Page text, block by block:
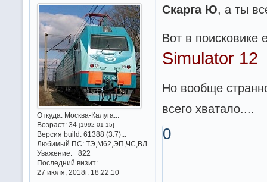
Откуда:Москва-Калуга...
Возраст:34 [1992-01-15]
Версия build:61388 (3.7)...
Любимый ПС:ТЭ,М62,ЭП,ЧС,ВЛ
Уважение: +822
Последний визит:
27 июля, 2018г. 18:22:10
Скарга Ю, а ты
Вот в поисковике
Simulator 12
Но вообще
всего хватало....
0